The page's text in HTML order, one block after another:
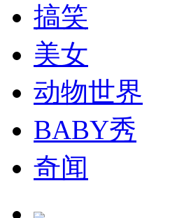
司机酒驾遇交警 急速倒车逃窜
搞笑
美女
动物世界
BABY秀
奇闻